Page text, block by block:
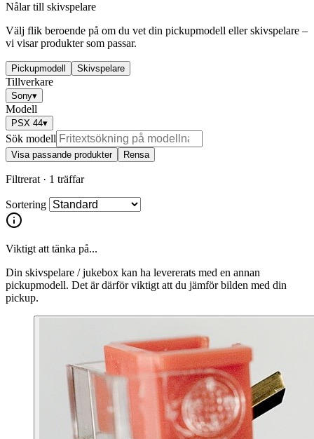
Nålar till skivspelare
Välj flik beroende på om du vet din pickupmodell eller skivspelare –
vi visar produkter som passar.
Pickupmodell Skivspelare
Tillverkare
Sony▾
Modell
PSX 44▾
Sök modell
Visa passande produkter Rensa
Filtrerat · 1 träffar
Sortering
Viktigt att tänka på...
Din skivspelare / jukebox kan ha levererats med en annan
pickupmodell. Det är därför viktigt att du jämför bilden med din
pickup.